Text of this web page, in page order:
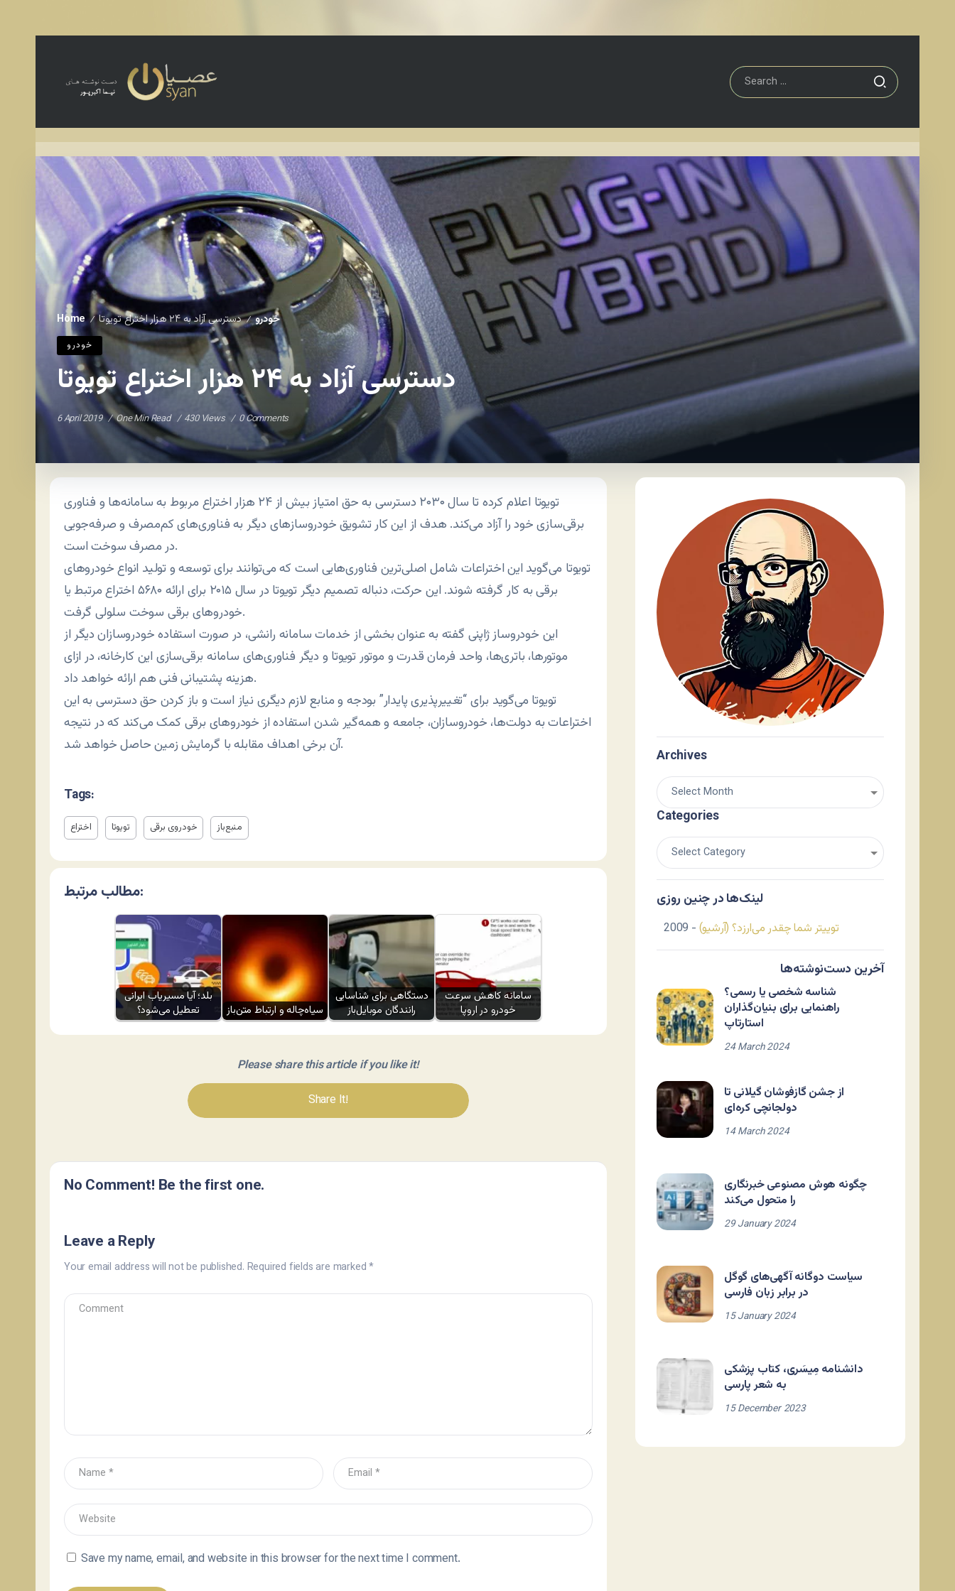
Home / خودرو / دسترسی آزاد به ۲۴ هزار اختراع تویوتا
خودرو
دسترسی آزاد به ۲۴ هزار اختراع تویوتا
6 April 2019 One Min Read 430 Views 0 Comments
تویوتا اعلام کرده تا سال ۲۰۳۰ دسترسی به حق امتیاز بیش از ۲۴ هزار اختراع مربوط به سامانه‌ها و فناوری
برقی‌سازی خود را آزاد می‌کند. هدف از این کار تشویق خودروسازهای دیگر به فناوری‌های کم‌مصرف و صرفه‌جویی
در مصرف سوخت است.
تویوتا می‌گوید این اختراعات شامل اصلی‌ترین فناوری‌هایی است که می‌توانند برای توسعه و تولید انواع خودروهای
برقی به کار گرفته شوند. این حرکت، دنباله تصمیم دیگر تویوتا در سال ۲۰۱۵ برای ارائه ۵۶۸۰ اختراع مرتبط یا
خودروهای برقی سوخت سلولی گرفت.
این خودروساز ژاپنی گفته به عنوان بخشی از خدمات سامانه رانشی، در صورت استفاده خودروسازان دیگر از
موتورها، باتری‌ها، واحد فرمان قدرت و موتور تویوتا و دیگر فناوری‌های سامانه برقی‌سازی این کارخانه، در ازای
هزینه پشتیبانی فنی هم ارائه خواهد داد.
تویوتا می‌گوید برای “تغییرپذیری پایدار” بودجه و منابع لازم دیگری نیاز است و باز کردن حق دسترسی به این
اختراعات به دولت‌ها، خودروسازان، جامعه و همه‌گیر شدن استفاده از خودروهای برقی کمک می‌کند که در نتیجه
آن برخی اهداف مقابله با گرمایش زمین حاصل خواهد شد.
Tags:
اختراع تویوتا خودروی برقی منبع‌باز
مطالب مرتبط:
بلد؛ آیا مسیر‌یاب ایرانی
تعطیل می‌شود؟
سیاه‌چاله و ارتباط متن‌باز
دستگاهی برای شناسایی
رانندگان موبایل‌باز
سامانه کاهش سرعت
خودرو در اروپا
Please share this article if you like it!
Share It!
No Comment! Be the first one.
Leave a Reply
Your email address will not be published. Required fields are marked*
Save my name, email, and website in this browser for the next time I comment.
Archives
Categories
لینک‌ها در چنین روزی
توییتر شما چقدر می‌ارزد؟ (آرشیو) - 2009
آخرین دست‌نوشته‌ها
شناسه شخصی یا رسمی؟
راهنمایی برای بنیان‌گذاران
استارتاپ
24 March 2024
از جشن گازفوشان گیلانی تا
دولجانچی کره‌ای
14 March 2024
چگونه هوش مصنوعی خبرنگاری
را متحول می‌کند
29 January 2024
سیاست دوگانه آگهی‌های گوگل
در برابر زبان فارسی
15 January 2024
دانشنامه مِیسَری، کتاب پزشکی
به شعر پارسی
15 December 2023